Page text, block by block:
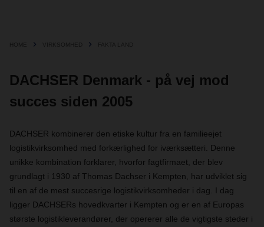
HOME VIRKSOMHED FAKTA LAND
DACHSER Denmark - på vej mod
succes siden 2005
DACHSER kombinerer den etiske kultur fra en familieejet
logistikvirksomhed med forkærlighed for iværksætteri. Denne
unikke kombination forklarer, hvorfor fagtfirmaet, der blev
grundlagt i 1930 af Thomas Dachser i Kempten, har udviklet sig
til en af de mest succesrige logistikvirksomheder i dag. I dag
ligger DACHSERs hovedkvarter i Kempten og er en af Europas
største logistikleverandører, der opererer alle de vigtigste steder i